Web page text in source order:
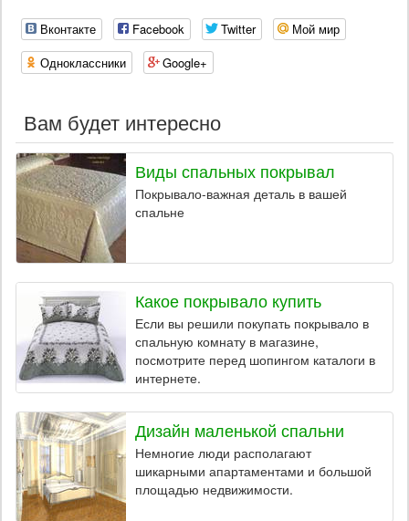
Вконтакте Facebook Twitter
Мой мир
Одноклассники
Google+
Вам будет интересно
Виды спальных покрывал
Покрывало-важная деталь в вашей
спальне
Какое покрывало купить
Если вы решили покупать покрывало в
спальную комнату в магазине,
посмотрите перед шопингом каталоги в
интернете.
Дизайн маленькой спальни
Немногие люди располагают
шикарными апартаментами и большой
площадью недвижимости.